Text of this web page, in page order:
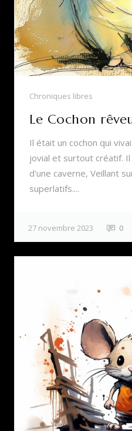
Chroniques libres
Le Cochon
Il était un cochon qui
jovial et surtout créatif.
d'une caverne, Veillant
superlatifs....
27 novembre 2023 0